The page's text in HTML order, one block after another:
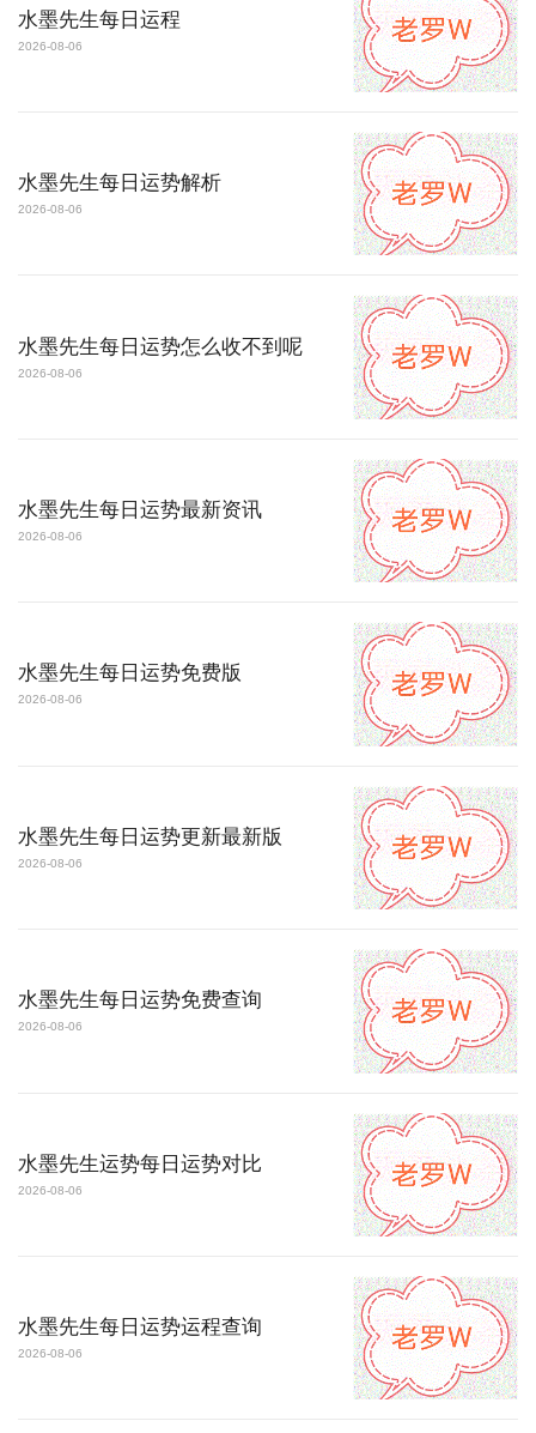
水墨先生每日运程
2026-08-06
水墨先生每日运势解析
2026-08-06
水墨先生每日运势怎么收不到呢
2026-08-06
水墨先生每日运势最新资讯
2026-08-06
水墨先生每日运势免费版
2026-08-06
水墨先生每日运势更新最新版
2026-08-06
水墨先生每日运势免费查询
2026-08-06
水墨先生运势每日运势对比
2026-08-06
水墨先生每日运势运程查询
2026-08-06